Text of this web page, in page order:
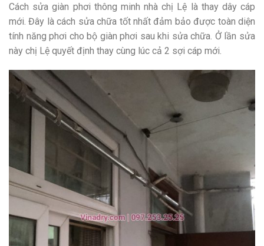
Cách sửa giàn phơi thông minh nhà chị Lệ là thay dây cáp
mới. Đây là cách sửa chữa tốt nhất đảm bảo được toàn diện
tính năng phơi cho bộ giàn phơi sau khi sửa chữa. Ở lần sửa
này chị Lệ quyết định thay cùng lúc cả 2 sợi cáp mới.